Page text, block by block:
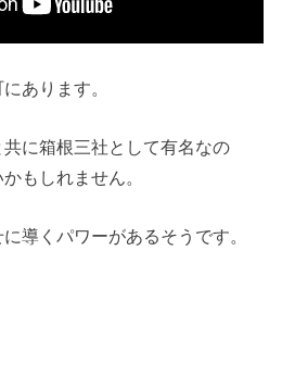
あります。
に箱根三社として有名なの
もしれません。
導くパワーがあるそうです。